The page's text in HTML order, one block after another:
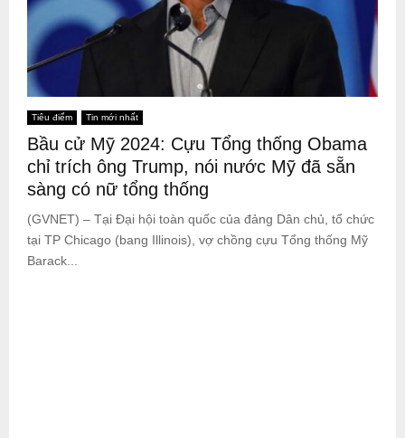
Tiêu điểm Tin mới nhất
Bầu cử Mỹ 2024: Cựu Tổng thống Obama
chỉ trích ông Trump, nói nước Mỹ đã sẵn
sàng có nữ tổng thống
(GVNET) – Tại Đại hội toàn quốc của đảng Dân chủ, tổ chức
tại TP Chicago (bang Illinois), vợ chồng cựu Tổng thống Mỹ
Barack...